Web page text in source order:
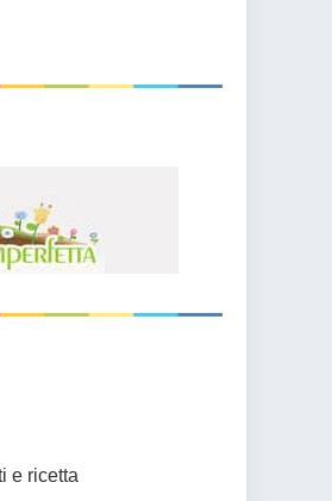
e ricetta